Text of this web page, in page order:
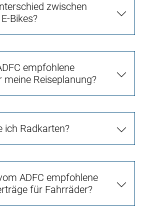
zwischen
Bikes?
empfohlene
meine Reiseplanung?
ich Radkarten?
ADFC empfohlene
für Fahrräder?